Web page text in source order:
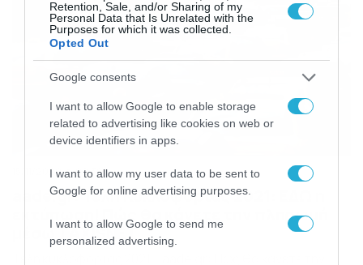
Retention, Sale, and/or Sharing of my
Personal Data that Is Unrelated with the
Purposes for which it was collected.
Opted Out
Google consents
I want to allow Google to enable storage
related to advertising like cookies on web or
device identifiers in apps.
I want to allow my user data to be sent to
Google for online advertising purposes.
I want to allow Google to send me
personalized advertising.
15/11/2020 09:36
aade.gr: Τέλη Κυκλοφορίας 2021: ΕΔΩ η
εκτύπωση! Πώς θα κάνετε την πληρωμή
μέσω TAXISNET